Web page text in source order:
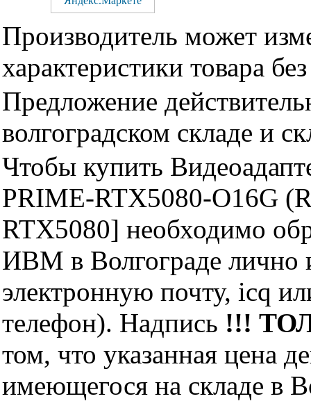
Производитель может
характеристики товара
Предложение
волгоградском складе и
Чтобы купить
PRIME-RTX5080-O16G
RTX5080] необходимо
ИВМ в Волгограде лично
электронную почту, icq
телефон). Надпись !!!
том, что указанная цена
имеющегося на складе в